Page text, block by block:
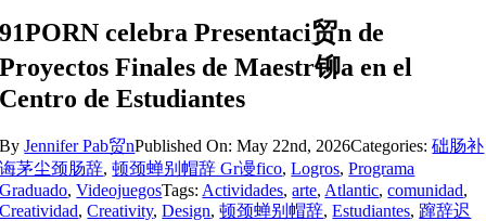
91PORN celebra Presentaci贸n de
Proyectos Finales de Maestr铆a en el
Centro de Estudiantes
ByJennifer Pab贸nPublished On: May 22nd, 2026Categories:础肠补
诲茅尘颈肠辞,顿颈蝉别帽辞 Gr谩fico,Logros,Programa
Graduado,VideojuegosTags: Actividades,arte, Atlantic,comunidad,
Creatividad,Creativity,Design,顿颈蝉别帽辞,Estudiantes, 蹿辞迟